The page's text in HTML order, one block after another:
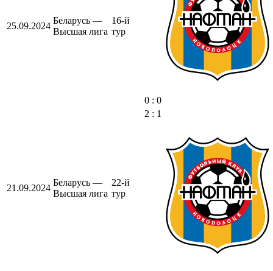
25.09.2024
Беларусь —
Высшая лига
16-й
тур
0 : 0
21.09.2024
Беларусь —
Высшая лига
22-й
тур
2 : 1